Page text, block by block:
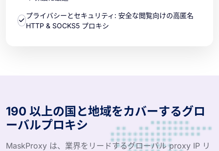
プライバシーとセキュリティ: 安全な閲覧向けの高匿名
HTTP & SOCKS5 プロキシ
190 以上の国と地域をカバーするグロ
ーバルプロキシ
MaskProxy は、業界をリードするグローバル proxy IP リ